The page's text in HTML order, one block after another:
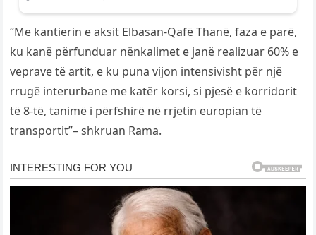
“Me kantierin e aksit Elbasan-Qafë Thanë, faza e parë,
ku kanë përfunduar nënkalimet e janë realizuar 60% e
veprave të artit, e ku puna vijon intensivisht për një
rrugë interurbane me katër korsi, si pjesë e korridorit
të 8-të, tanimë i përfshirë në rrjetin europian të
transportit”– shkruan Rama.